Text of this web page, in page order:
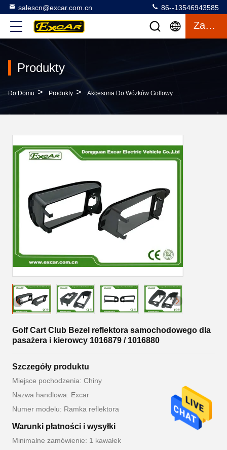
salescn@excar.com.cn 86--13546943585
Zacytować
Produkty
Do Domu > Produkty > Akcesoria Do Wózków Golfowych
Golf Cart Club Bezel reflektora samochodowego dla
pasażera i kierowcy 1016879 / 1016880
Szczegóły produktu
Miejsce pochodzenia: Chiny
Nazwa handlowa: Excar
Numer modelu: Ramka reflektora
Warunki płatności i wysyłki
Minimalne zamówienie: 1 kawałek